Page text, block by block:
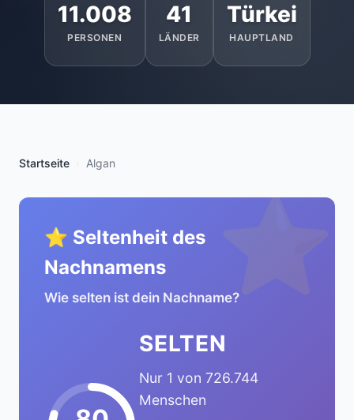
11.008
PERSONEN
41
LÄNDER
Türkei
HAUPTLAND
Startseite Algan
⭐
⭐ Seltenheit des
Nachnamens
Wie selten ist dein Nachname?
SELTEN
Nur 1 von 726.744
Menschen